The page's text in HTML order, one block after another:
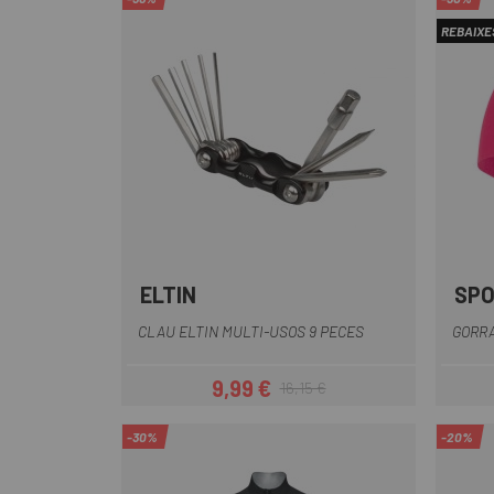
ELTIN
CLAU ELTIN MULTI-USOS 9 PECES
Preu
9,99 €Preu regular
16,15 €
-30% -20%